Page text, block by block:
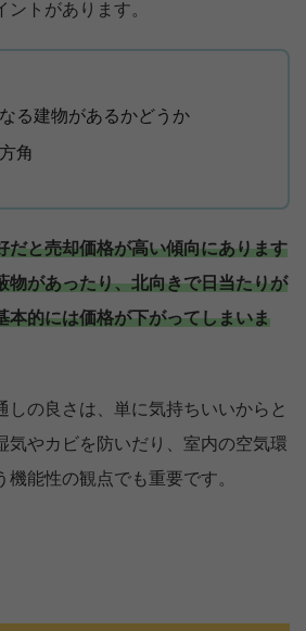
トがあります。
る建物があるかどうか
角
だと売却価格が高い傾向にあります
物があったり、北向きで日当たりが
本的には価格が下がってしまいま
しの良さは、単に気持ちいいからと
気やカビを防いだり、室内の空気環
能性の観点でも重要です。